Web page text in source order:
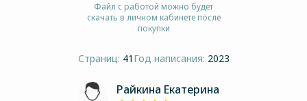
Файл с работой можно будет
скачать в личном кабинете после
покупки
Страниц: 41 Год написания: 2023
Райкина Екатерина